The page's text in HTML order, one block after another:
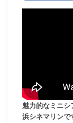
魅力的なミニ
浜シネマリンで